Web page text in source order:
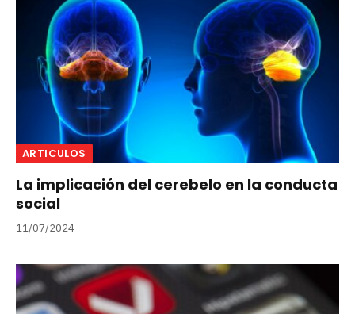
ARTICULOS
La implicación del cerebelo en la conducta
social
11/07/2024